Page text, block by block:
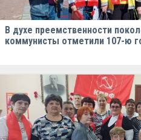
В духе преемственности
коммунисты отметили 107-ю